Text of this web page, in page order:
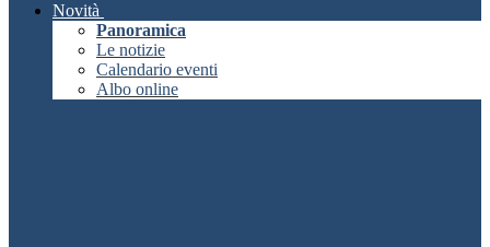
Novità
Panoramica
Le notizie
Calendario eventi
Albo online